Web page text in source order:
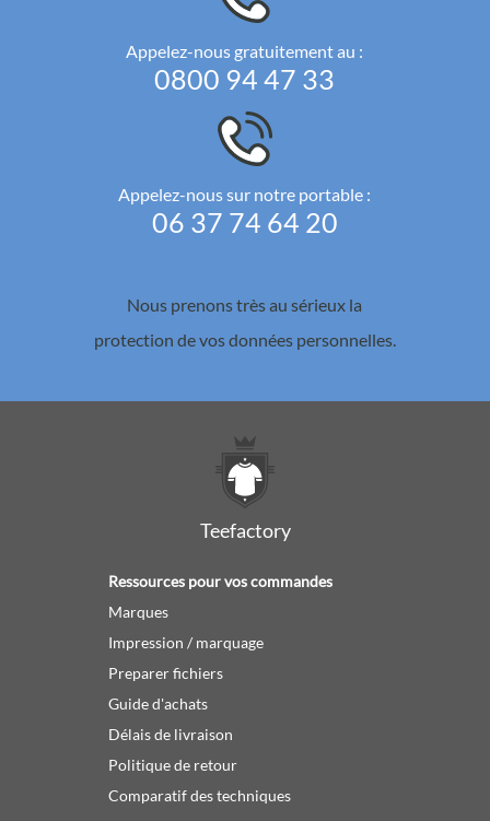
Appelez-nous gratuitement au :
0800 94 47 33
Appelez-nous sur notre portable :
06 37 74 64 20
Nous prenons très au sérieux la
protection de vos données personnelles.
Teefactory
Ressources pour vos commandes
Marques
Impression / marquage
Preparer fichiers
Guide d'achats
Délais de livraison
Politique de retour
Comparatif des techniques